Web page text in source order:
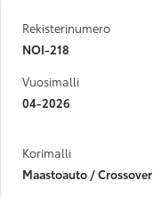
Rekisterinumero
NOI-218
Vuosimalli
04-2026
Korimalli
Maastoauto / Crossover